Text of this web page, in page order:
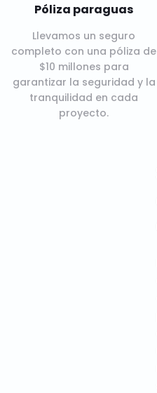
Póliza paraguas
Llevamos un seguro
completo con una póliza de
$10 millones para
garantizar la seguridad y la
tranquilidad en cada
proyecto.